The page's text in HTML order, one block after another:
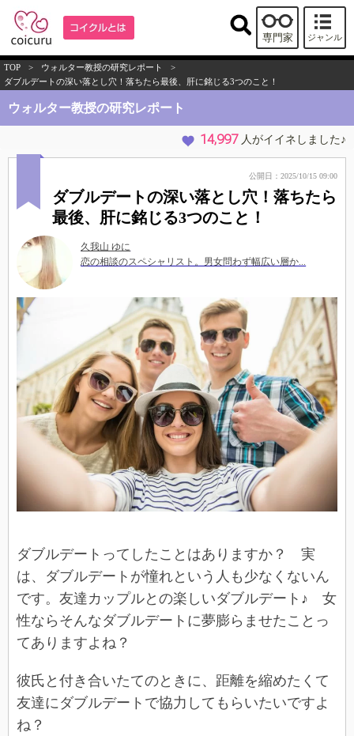
ジャンル
専門家
TOP > ウォルター教授の研究レポート
>
ダブルデートの深い落とし穴！落ちたら最後、肝に銘じる3つのこと！
ウォルター教授の研究レポート
14,997 人がイイネしました♪
公開日：2025/10/15 09:00
ダブルデートの深い落とし穴！落ちたら
最後、肝に銘じる3つのこと！
久我山 ゆに
恋の相談のスペシャリスト。男女問わず幅広い層か...
ダブルデートってしたことはありますか？ 実
は、ダブルデートが憧れという人も少なくないん
です。友達カップルとの楽しいダブルデート♪ 女
性ならそんなダブルデートに夢膨らませたことっ
てありますよね？
彼氏と付き合いたてのときに、距離を縮めたくて
友達にダブルデートで協力してもらいたいですよ
ね？